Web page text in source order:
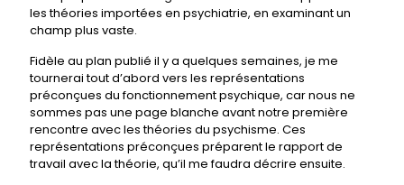
les théories importées en psychiatrie, en examinant un
champ plus vaste.
Fidèle au plan publié il y a quelques semaines, je me
tournerai tout d’abord vers les représentations
préconçues du fonctionnement psychique, car nous ne
sommes pas une page blanche avant notre première
rencontre avec les théories du psychisme. Ces
représentations préconçues préparent le rapport de
travail avec la théorie, qu’il me faudra décrire ensuite.